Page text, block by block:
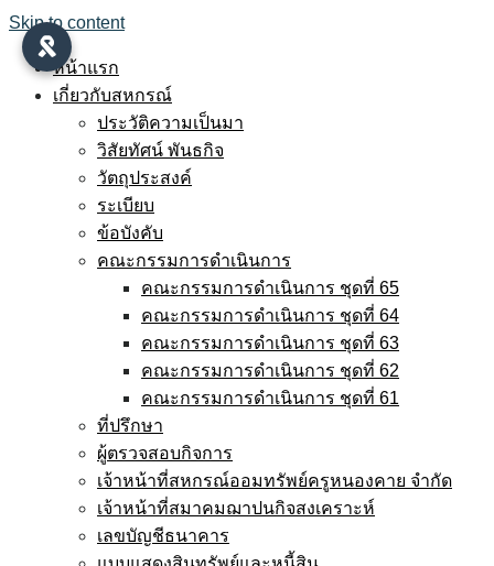
Skip to content
หน้าแรก
เกี่ยวกับสหกรณ์
ประวัติความเป็นมา
วิสัยทัศน์ พันธกิจ
วัตถุประสงค์
ระเบียบ
ข้อบังคับ
คณะกรรมการดำเนินการ
คณะกรรมการดำเนินการ ชุดที่ 65
คณะกรรมการดำเนินการ ชุดที่ 64
คณะกรรมการดำเนินการ ชุดที่ 63
คณะกรรมการดำเนินการ ชุดที่ 62
คณะกรรมการดำเนินการ ชุดที่ 61
ที่ปรึกษา
ผู้ตรวจสอบกิจการ
เจ้าหน้าที่สหกรณ์ออมทรัพย์ครูหนองคาย จำกัด
เจ้าหน้าที่สมาคมฌาปนกิจสงเคราะห์
เลขบัญชีธนาคาร